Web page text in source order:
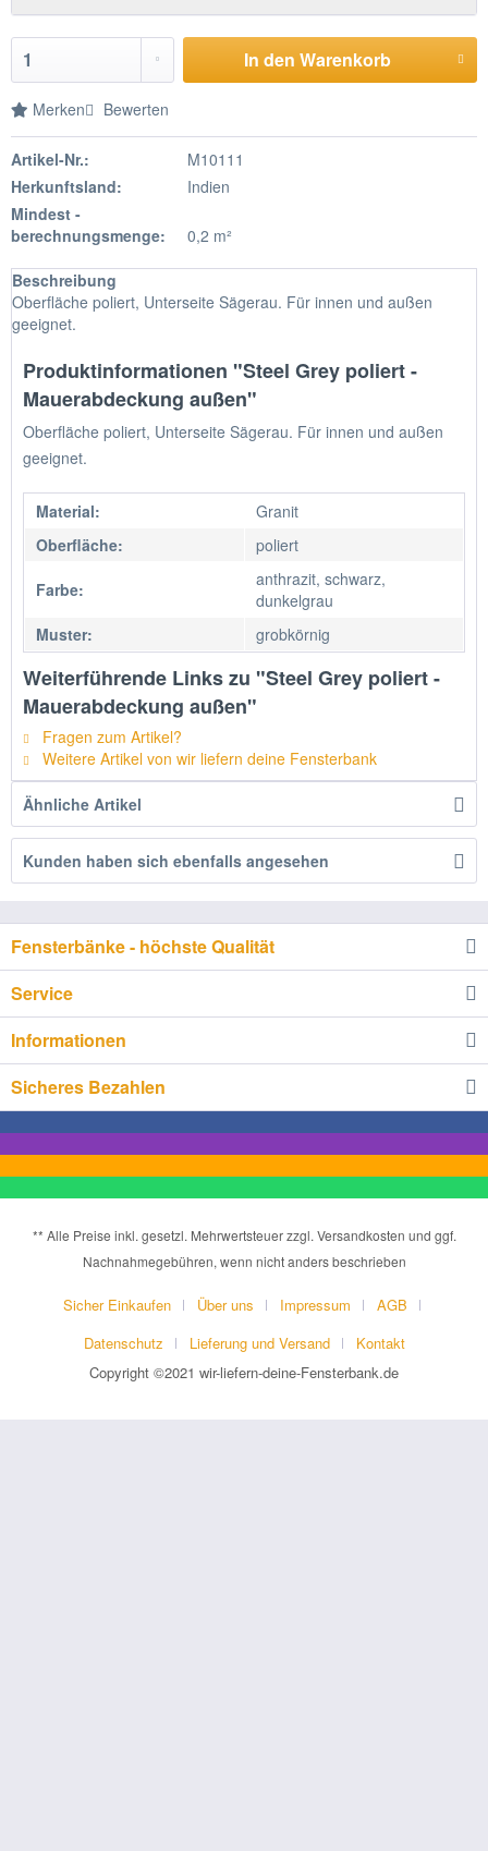
In den Warenkorb
Merken Bewerten
Artikel-Nr.:
M10111
Herkunftsland:
Indien
Mindest -
berechnungsmenge:
0,2 m²
Beschreibung
Oberfläche poliert, Unterseite Sägerau. Für innen und außen
geeignet.
Produktinformationen "Steel Grey poliert -
Mauerabdeckung außen"
Oberfläche poliert, Unterseite Sägerau. Für innen und außen
geeignet.
Material:
Granit
Oberfläche:
poliert
Farbe:
anthrazit, schwarz,
dunkelgrau
Muster:
grobkörnig
Weiterführende Links zu "Steel Grey poliert -
Mauerabdeckung außen"
Fragen zum Artikel?
Weitere Artikel von wir liefern deine Fensterbank
Ähnliche Artikel
Kunden haben sich ebenfalls angesehen
Fensterbänke - höchste Qualität
Service
Informationen
Sicheres Bezahlen
** Alle Preise inkl. gesetzl. Mehrwertsteuer zzgl. Versandkosten und ggf.
Nachnahmegebühren, wenn nicht anders beschrieben
Sicher Einkaufen Über uns Impressum
AGB
Datenschutz
Lieferung und Versand
Kontakt
Copyright ©2021 wir-liefern-deine-Fensterbank.de